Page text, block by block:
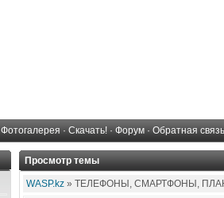
Фотогалерея · Скачать! · Форум · Обратная связь
Просмотр темы
WASP.kz » ТЕЛЕФОНЫ, СМАРТФОНЫ,